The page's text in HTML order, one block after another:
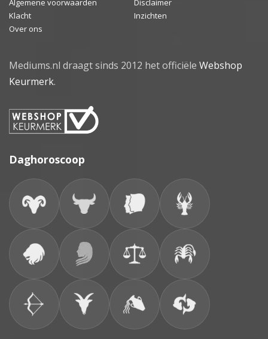
Algemene voorwaarden
Disclaimer
Klacht
Inzichten
Over ons
Mediums.nl draagt sinds 2012 het officiële Webshop
Keurmerk.
Daghoroscoop